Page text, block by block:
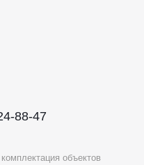
88-47
объектов